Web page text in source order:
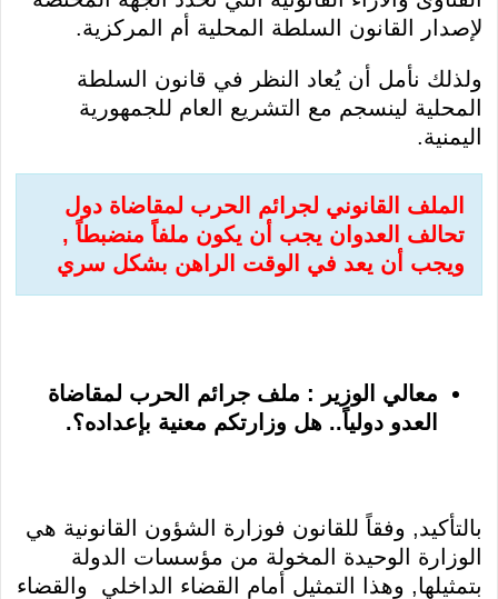
لإصدار القانون السلطة المحلية أم المركزية.
ولذلك نأمل أن يُعاد النظر في قانون السلطة
المحلية لينسجم مع التشريع العام للجمهورية
اليمنية.
الملف القانوني لجرائم الحرب لمقاضاة دول
تحالف العدوان يجب أن يكون ملفاً منضبطاً ,
ويجب أن يعد في الوقت الراهن بشكل سري
معالي الوزير : ملف جرائم الحرب لمقاضاة
العدو دولياً.. هل وزارتكم معنية بإعداده؟.
بالتأكيد, وفقاً للقانون فوزارة الشؤون القانونية هي
الوزارة الوحيدة المخولة من مؤسسات الدولة
بتمثيلها, وهذا التمثيل أمام القضاء الداخلي والقضاء